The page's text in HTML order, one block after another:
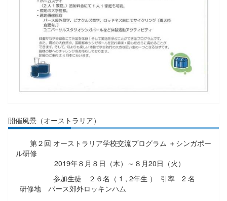
開催風景（オーストラリア）
第２回 オーストラリア学校交流プログラム ＋シンガポー
ル研修
2019年８月８日（木）～８月20日（火）
参加生徒 ２６名（ 1 , 2年生 ） 引率 2 名
研修地 パース郊外ロッキンハム